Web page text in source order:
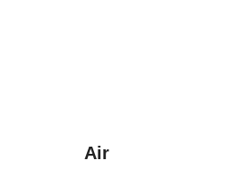
Air